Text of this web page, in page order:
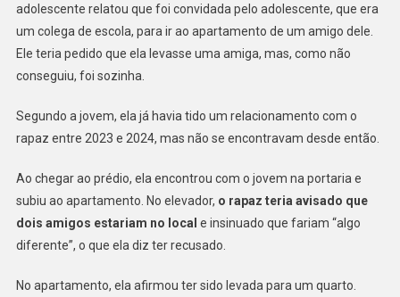
adolescente relatou que foi convidada pelo adolescente, que era
um colega de escola, para ir ao apartamento de um amigo dele.
Ele teria pedido que ela levasse uma amiga, mas, como não
conseguiu, foi sozinha.
Segundo a jovem, ela já havia tido um relacionamento com o
rapaz entre 2023 e 2024, mas não se encontravam desde então.
Ao chegar ao prédio, ela encontrou com o jovem na portaria e
subiu ao apartamento. No elevador, o rapaz teria avisado que
dois amigos estariam no local e insinuado que fariam “algo
diferente”, o que ela diz ter recusado.
No apartamento, ela afirmou ter sido levada para um quarto.